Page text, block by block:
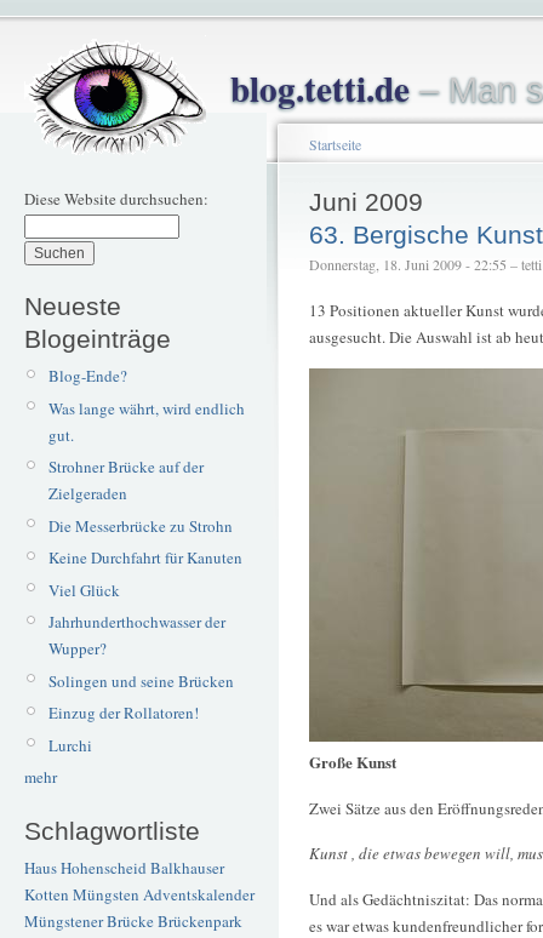
blog.tetti.de– Man
Diese Website durchsuchen:
Neueste
Blogeinträge
Blog-Ende?
Was lange währt, wird endlich
gut.
Strohner Brücke auf der
Zielgeraden
Die Messerbrücke zu Strohn
Keine Durchfahrt für Kanuten
Viel Glück
Jahrhunderthochwasser der
Wupper?
Solingen und seine Brücken
Einzug der Rollatoren!
Lurchi
mehr
Schlagwortliste
Haus Hohenscheid Balkhauser
Kotten Müngsten Adventskalender
Müngstener BrückeBrückenpark
Startseite
Juni 2009
63. Bergische
Donnerstag, 18. Juni 2009 - 22:55 – tetti
13 Positionen aktueller Kunst
ausgesucht. Die Auswahl ist ab
Große Kunst
Zwei Sätze aus den
Kunst , die etwas bewegen will,
Und als Gedächtniszitat: Das
es war etwas kundenfreundlicher